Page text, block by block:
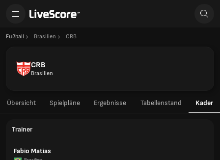
Fußball Brasilien CRB
CRB
Brasilien
Übersicht Spielpläne Ergebnisse Tabellenstand Kader
Trainer
Fabio Matias